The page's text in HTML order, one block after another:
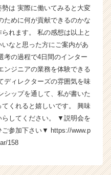
は 実際に働いてみると大変
ために何が貢献できるのかな
れます。 私の感想は以上と
なと思った方にご案内があ
考の過程で4日間のインター
ンジニアの業務を体験できる
ディレクターズの雰囲気を味
シップを通して、私が書いた
くれると嬉しいです。 興味
らしてください。 ▼説明会を
ご参加下さい▼ https://www.p
158